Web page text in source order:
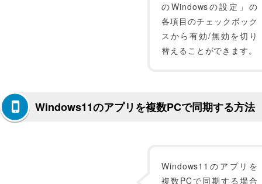
のWindowsの設定」の
各項目のチェックボック
スから有効/無効を切り
替えることができます。
Windows11のアプリを複数PCで同期する方法
Windows11のアプリを
複数PCで同期する場合